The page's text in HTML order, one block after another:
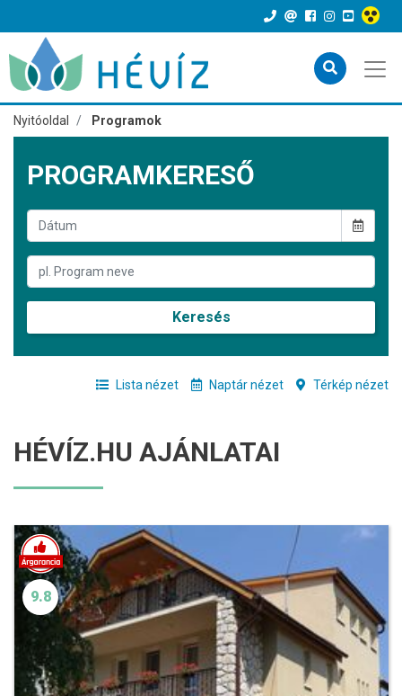
Nyitóoldal Programok
PROGRAMKERESŐ
Keresés
Lista nézet Naptár nézet Térkép nézet
HÉVÍZ.HU AJÁNLATAI
9.8